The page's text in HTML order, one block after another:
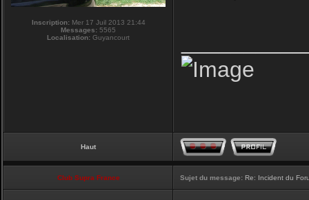
Inscription:Mer 17 Juil 2013 21:44
Messages: 5565
Localisation: Guyancourt
Haut
Club Supra France Sujet du message: Re: Incident du